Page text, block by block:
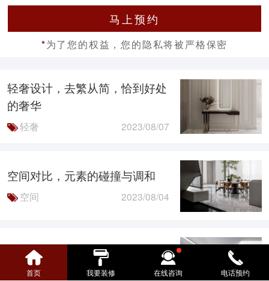
马上预约
*为了您的权益，您的隐私将被严格保密
轻奢设计，去繁从简，恰到好处
的奢华
轻奢 2023/08/07
空间对比，元素的碰撞与调和
空间 2023/08/04
黑与白，纯粹的色彩与极致对比
色彩 2023/08/03
首页 我要装修 在线咨询 电话预约